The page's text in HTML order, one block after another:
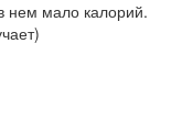
нем мало калорий.